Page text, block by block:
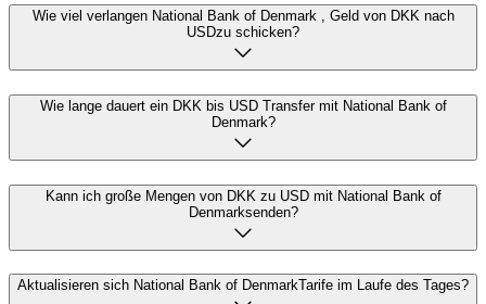
Wie viel verlangen National Bank of Denmark , Geld von DKK nach
USDzu schicken?
Wie lange dauert ein DKK bis USD Transfer mit National Bank of
Denmark?
Kann ich große Mengen von DKK zu USD mit National Bank of
Denmarksenden?
Aktualisieren sich National Bank of DenmarkTarife im Laufe des Tages?